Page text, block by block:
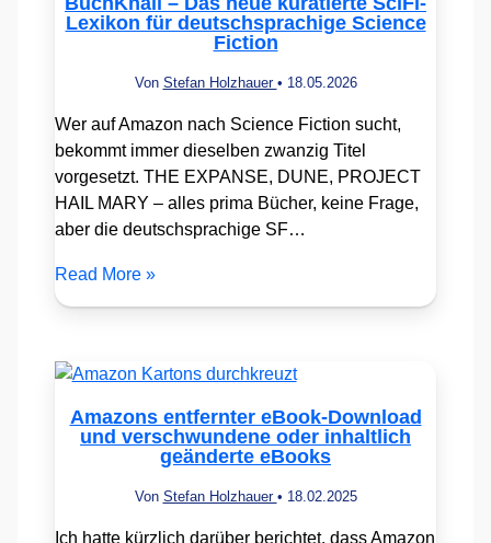
Lexikon für deutschsprachige Science
Fiction
Von Stefan Holzhauer • 18.05.2026
Wer auf Amazon nach Science Fiction sucht,
bekommt immer dieselben zwanzig Titel
vorgesetzt. THE EXPANSE, DUNE, PROJECT
HAIL MARY – alles prima Bücher, keine Frage,
aber die deutschsprachige SF…
Read More »
Amazons entfernter eBook-Download
und verschwundene oder inhaltlich
geänderte eBooks
Von Stefan Holzhauer • 18.02.2025
Ich hatte kürzlich darüber berichtet, dass Amazon